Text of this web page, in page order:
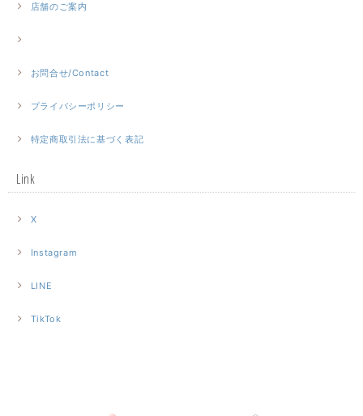
店舗のご案内
お問合せ/Contact
プライバシーポリシー
特定商取引法に基づく表記
Link
X
Instagram
LINE
TikTok